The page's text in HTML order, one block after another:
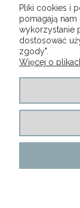
Pliki cookies i
pomagają
wykorzystanie
dostosować
zgody".
Więcej o